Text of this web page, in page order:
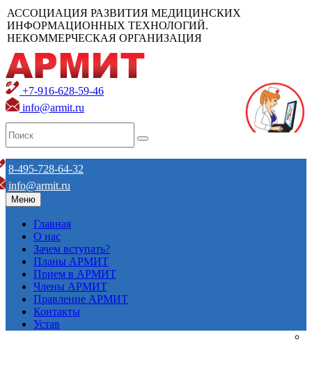
АССОЦИАЦИЯ РАЗВИТИЯ МЕДИЦИНСКИХ
ИНФОРМАЦИОННЫХ ТЕХНОЛОГИЙ.
НЕКОММЕРЧЕСКАЯ ОРГАНИЗАЦИЯ
+7-916-628-59-46
info@armit.ru
8-495-728-64-32
info@armit.ru
Меню
Главная
О нас
Зачем вступать?
Планы АРМИТ
Прием в АРМИТ
Члены АРМИТ
Правление АРМИТ
Контакты
Устав